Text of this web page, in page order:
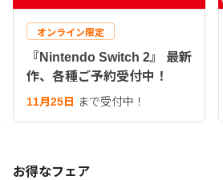
オンライン限定
『Nintendo Switch 2』 最新
作、各種ご予約受付中！
11月25日 まで受付中！
お得なフェア